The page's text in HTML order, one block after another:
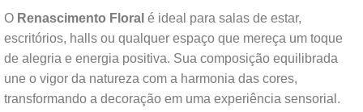
O Renascimento Floral é ideal para salas de estar,
escritórios, halls ou qualquer espaço que mereça um toque
de alegria e energia positiva. Sua composição equilibrada
une o vigor da natureza com a harmonia das cores,
transformando a decoração em uma experiência sensorial.